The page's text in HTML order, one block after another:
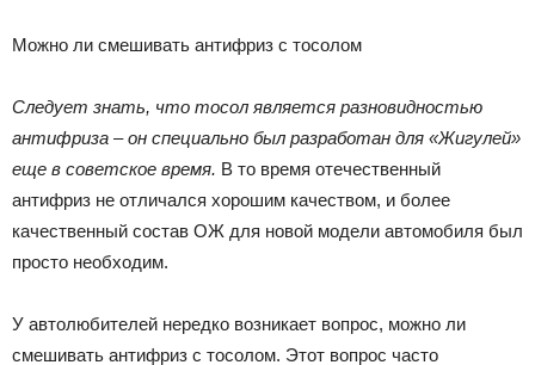
Можно ли смешивать антифриз с тосолом
Следует знать, что тосол является разновидностью
антифриза – он специально был разработан для «Жигулей»
еще в советское время. В то время отечественный
антифриз не отличался хорошим качеством, и более
качественный состав ОЖ для новой модели автомобиля был
просто необходим.
У автолюбителей нередко возникает вопрос, можно ли
смешивать антифриз с тосолом. Этот вопрос часто